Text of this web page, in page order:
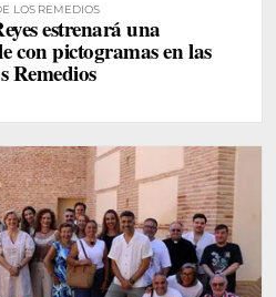
LOS REMEDIOS
estrenará una
con pictogramas en las
Remedios